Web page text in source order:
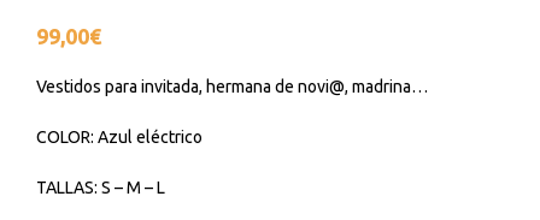
99,00€
Vestidos para invitada, hermana de novi@, madrina…
COLOR: Azul eléctrico
TALLAS: S – M – L